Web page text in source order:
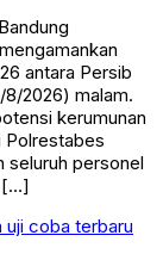
antara Persib
8/2026) malam.
kerumunan
Polrestabes
seluruh personel
[…]